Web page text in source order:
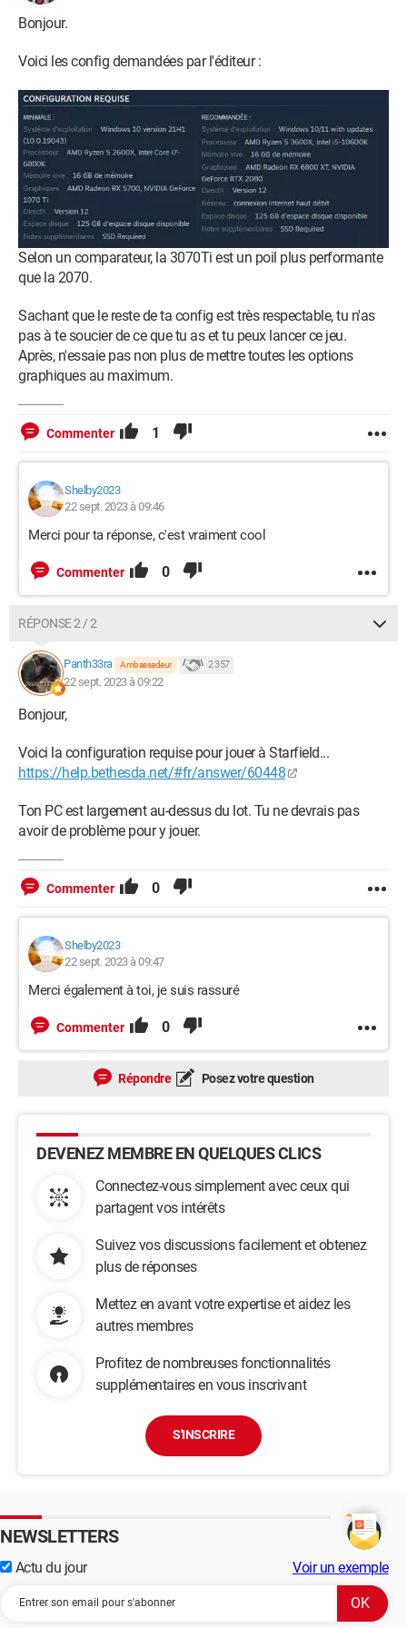
Bonjour.
Voici les config demandées par l'éditeur :
Selon un comparateur, la 3070Ti est un poil plus performante
que la 2070.
Sachant que le reste de ta config est très respectable, tu n'as
pas à te soucier de ce que tu as et tu peux lancer ce jeu.
Après, n'essaie pas non plus de mettre toutes les options
graphiques au maximum.
Commenter 1
Shelby2023
22 sept. 2023 à 09:46
Merci pour ta réponse, c'est vraiment cool
Commenter 0
RÉPONSE 2 / 2
Panth33ra Ambassadeur 2 357
22 sept. 2023 à 09:22
Bonjour,
Voici la configuration requise pour jouer à Starfield...
https://help.bethesda.net/#fr/answer/60448
Ton PC est largement au-dessus du lot. Tu ne devrais pas
avoir de problème pour y jouer.
Commenter 0
Shelby2023
22 sept. 2023 à 09:47
Merci également à toi, je suis rassuré
Commenter 0
Répondre Posez votre question
DEVENEZ MEMBRE EN QUELQUES CLICS
Connectez-vous simplement avec ceux qui
partagent vos intérêts
Suivez vos discussions facilement et obtenez
plus de réponses
Mettez en avant votre expertise et aidez les
autres membres
Profitez de nombreuses fonctionnalités
supplémentaires en vous inscrivant
S'INSCRIRE
NEWSLETTERS
Actu du jour Voir un exemple